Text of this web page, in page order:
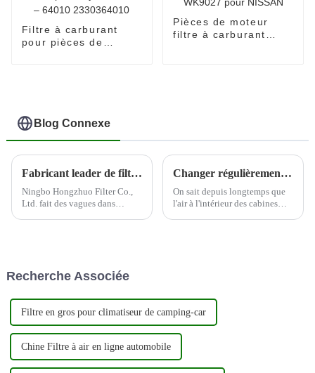
Filtre à carburant
pour pièces de
Pièces de moteur
filtre à carburant
Blog Connexe
Fabricant leader de filtres automobiles--Ningbo Hongzhuo
Ningbo Hongzhuo Filter Co.,
Ltd. fait des vagues dans
sur l'innovation et la qualité,...
Changer régulièrement les filtres à air de la cabine peut aider à protéger la santé du conducteur
On sait depuis longtemps que
l'air à l'intérieur des cabines
cabine...
Recherche Associée
Filtre en gros pour climatiseur de camping-car
Chine Filtre à air en ligne automobile